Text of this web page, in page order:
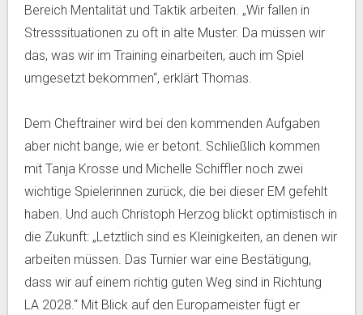
Bereich Mentalität und Taktik arbeiten. „Wir fallen in
Stresssituationen zu oft in alte Muster. Da müssen wir
das, was wir im Training einarbeiten, auch im Spiel
umgesetzt bekommen“, erklärt Thomas.
Dem Cheftrainer wird bei den kommenden Aufgaben
aber nicht bange, wie er betont. Schließlich kommen
mit Tanja Krosse und Michelle Schiffler noch zwei
wichtige Spielerinnen zurück, die bei dieser EM gefehlt
haben. Und auch Christoph Herzog blickt optimistisch in
die Zukunft: „Letztlich sind es Kleinigkeiten, an denen wir
arbeiten müssen. Das Turnier war eine Bestätigung,
dass wir auf einem richtig guten Weg sind in Richtung
LA 2028.“ Mit Blick auf den Europameister fügt er